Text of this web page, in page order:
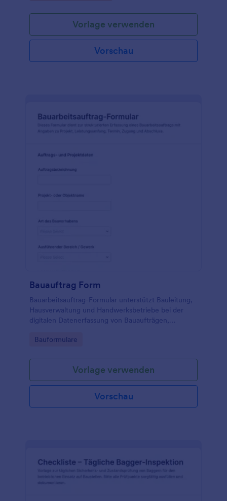
Bauunternehmen, die beteiligten Behörden und
Institutionen erforderlich, um die Sicherheit des
Gebäudes oder Geländes zu gewährleisten. Nutzen
Sie diese kostenlose Vorlage für einen
Baustellensicherheitsinspektionsbericht, um die
haben Sie diesen
Baustellensicherheitsinspektionsbericht immer dabei
und Sicherheitsvorschriften auf der Baustelle
sicherzustellen. Dank unserer über 100 kostenlosen
Ihnen alle Tools, die Sie benötigen, um das volle
Vorlage verwenden
Vorschau
Bauauftrag Form
Bauarbeitsauftrag-Formular unterstützt Bauleitung,
Hausverwaltung und Handwerksbetriebe bei der
digitalen Datenerfassung von Bauaufträgen,
damit Aufträge klar dokumentiert und zuverlässig
Go to Category:
Bauformulare
Vorlage verwenden
Vorschau